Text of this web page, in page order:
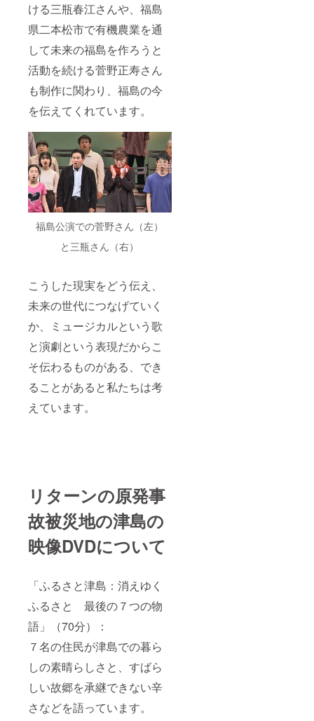
ける三瓶春江さんや、福島
県二本松市で有機農業を通
して未来の福島を作ろうと
活動を続ける菅野正寿さん
も制作に関わり、福島の今
を伝えてくれています。
福島公演での菅野さん（左）
と三瓶さん（右）
こうした現実をどう伝え、
未来の世代につなげていく
か、ミュージカルという歌
と演劇という表現だからこ
そ伝わるものがある、でき
ることがあると私たちは考
えています。
リターンの原発事
故被災地の津島の
映像DVDについて
「ふるさと津島：消えゆく
ふるさと 最後の７つの物
語」（70分）：
７名の住民が津島での暮ら
しの素晴らしさと、すばら
しい故郷を承継できない辛
さなどを語っています。